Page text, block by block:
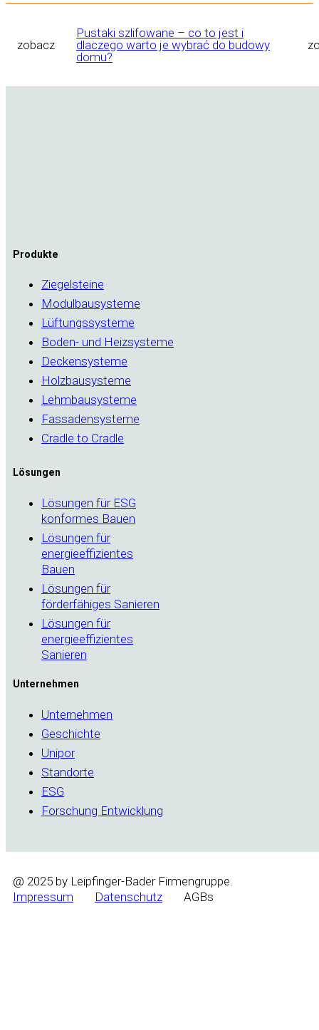
zobacz
Pustaki szlifowane – co to jest i
dlaczego warto je wybrać do budowy
domu?
Produkte
Ziegelsteine
Modulbausysteme
Lüftungssysteme
Boden- und Heizsysteme
Deckensysteme
Holzbausysteme
Lehmbausysteme
Fassadensysteme
Cradle to Cradle
Lösungen
Lösungen für ESG
konformes Bauen
Lösungen für
energieeffizientes
Bauen
Lösungen für
förderfähiges Sanieren
Lösungen für
energieeffizientes
Sanieren
Unternehmen
Unternehmen
Geschichte
Unipor
Standorte
ESG
Forschung Entwicklung
@ 2025 by Leipfinger-Bader Firmengruppe.
Impressum
Datenschutz AGBs